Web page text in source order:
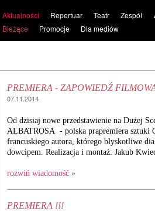
Aktualności
Bieżące
Promocje Dla mediów
Repertuar Teatr Zespół
PREMIERA - ZAPOWIEDŹ
07.11.2014
Od dzisiaj nowe przedstawienie na Dużej
ALBATROSA - polska prapremiera sztuki
francuskiego autora, którego błyskotliwe
dowcipem. Realizacja i montaż: Jakub
rozwiń wiadomość »
PREMIERA !!!